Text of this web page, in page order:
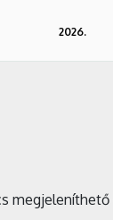
2026.
megjeleníthető